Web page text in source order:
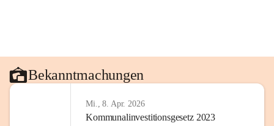
Bekanntmachungen
Mi., 8. Apr. 2026
Kommunalinvestitionsgesetz 2023